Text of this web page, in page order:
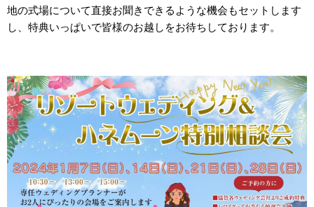
地の式場について直接お聞きできるような機会もセットします
し、特典いっぱいで皆様のお越しをお待ちしております。